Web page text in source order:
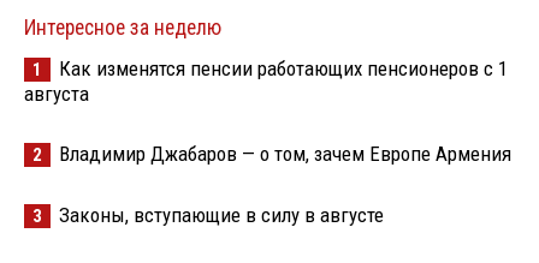
Интересное за неделю
1
Как изменятся пенсии работающих пенсионеров с 1
августа
2 Владимир Джабаров — о том, зачем Европе Армения
3 Законы, вступающие в силу в августе